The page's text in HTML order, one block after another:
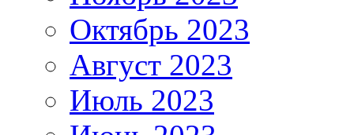
Октябрь 2023
Август 2023
Июль 2023